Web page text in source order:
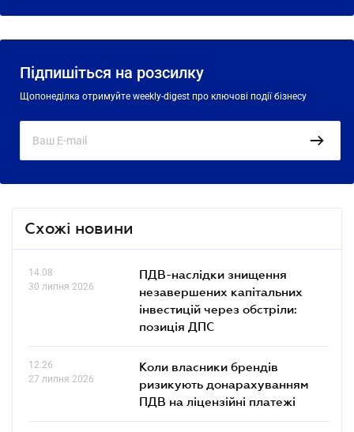
Підпишіться на розсилку
Щопонеділка отримуйте weekly-digest про ключові події бізнесу
Схожі новини
14.08
30 липня 2026
ПДВ-наслідки знищення
незавершених капітальних
інвестицій через обстріли:
позиція ДПС
12.26
27 липня 2026
Коли власники брендів
ризикують донарахуванням
ПДВ на ліцензійні платежі